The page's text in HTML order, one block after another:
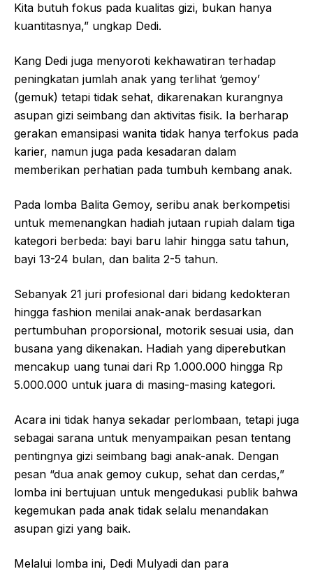
Kita butuh fokus pada kualitas gizi, bukan hanya
kuantitasnya,” ungkap Dedi.
Kang Dedi juga menyoroti kekhawatiran terhadap
peningkatan jumlah anak yang terlihat ‘gemoy’
(gemuk) tetapi tidak sehat, dikarenakan kurangnya
asupan gizi seimbang dan aktivitas fisik. Ia berharap
gerakan emansipasi wanita tidak hanya terfokus pada
karier, namun juga pada kesadaran dalam
memberikan perhatian pada tumbuh kembang anak.
Pada lomba Balita Gemoy, seribu anak berkompetisi
untuk memenangkan hadiah jutaan rupiah dalam tiga
kategori berbeda: bayi baru lahir hingga satu tahun,
bayi 13-24 bulan, dan balita 2-5 tahun.
Sebanyak 21 juri profesional dari bidang kedokteran
hingga fashion menilai anak-anak berdasarkan
pertumbuhan proporsional, motorik sesuai usia, dan
busana yang dikenakan. Hadiah yang diperebutkan
mencakup uang tunai dari Rp 1.000.000 hingga Rp
5.000.000 untuk juara di masing-masing kategori.
Acara ini tidak hanya sekadar perlombaan, tetapi juga
sebagai sarana untuk menyampaikan pesan tentang
pentingnya gizi seimbang bagi anak-anak. Dengan
pesan “dua anak gemoy cukup, sehat dan cerdas,”
lomba ini bertujuan untuk mengedukasi publik bahwa
kegemukan pada anak tidak selalu menandakan
asupan gizi yang baik.
Melalui lomba ini, Dedi Mulyadi dan para